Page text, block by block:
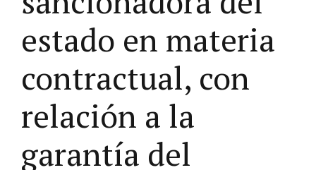
estado en materia
contractual, con
relación a la
garantía del